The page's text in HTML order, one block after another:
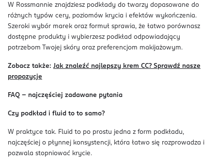
W Rossmannie znajdziesz podkłady do twarzy dopasowane do
różnych typów cery, poziomów krycia i efektów wykończenia.
Szeroki wybór marek oraz formuł sprawia, że łatwo porównasz
dostępne produkty i wybierzesz podkład odpowiadający
potrzebom Twojej skóry oraz preferencjom makijażowym.
Zobacz także: Jak znaleźć najlepszy krem CC? Sprawdź nasze
propozycje
FAQ – najczęściej zadawane pytania
Czy podkład i fluid to to samo?
W praktyce tak. Fluid to po prostu jedna z form podkładu,
najczęściej o płynnej konsystencji, która łatwo się rozprowadza i
pozwala stopniować krycie.